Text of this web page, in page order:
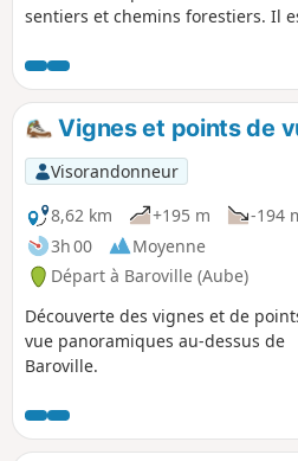
sentiers et chemins forestiers. Il
au programme, avec de jolies
champenois. Au détour du
de Lorraine de Colombey les 2
village de Bergères qui organise
des fleurs.
Vignes et points de
Visorandonneur
8,62 km
+195 m
-194
3h 00
Moyenne
Départ à Baroville (Aube)
Découverte des vignes et de
vue panoramiques au-dessus de
Baroville.